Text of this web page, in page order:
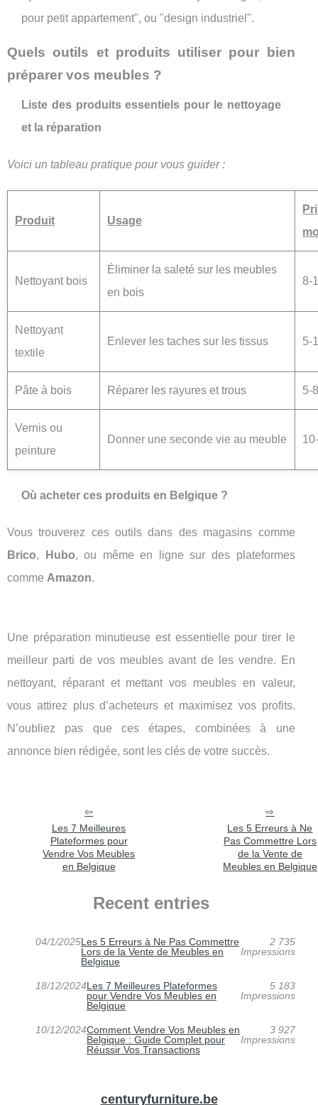
pour petit appartement", ou "design industriel".
Quels outils et produits utiliser pour bien
préparer vos meubles ?
Liste des produits essentiels pour le nettoyage
et la réparation
Voici un tableau pratique pour vous guider :
Produit Usage
Nettoyant bois
Éliminer la saleté sur les meubles
en bois
8-
Nettoyant
textile
Enlever les taches sur les tissus 5-
Pâte à bois Réparer les rayures et trous 5-
Vernis ou
peinture
Donner une seconde vie au meuble
Où acheter ces produits en Belgique ?
Vous trouverez ces outils dans des magasins comme
Brico, Hubo, ou même en ligne sur des plateformes
comme Amazon.
Une préparation minutieuse est essentielle pour tirer le
meilleur parti de vos meubles avant de les vendre. En
nettoyant, réparant et mettant vos meubles en valeur,
vous attirez plus d’acheteurs et maximisez vos profits.
N’oubliez pas que ces étapes, combinées à une
annonce bien rédigée, sont les clés de votre succès.
Les 7 Meilleures
Plateformes pour
Vendre Vos Meubles
en Belgique
Les 5 Erreurs à Ne
Pas Commettre Lors
de la Vente de
Meubles en Belgique
Recent entries
04/1/2025Les 5 Erreurs à Ne Pas Commettre
Lors de la Vente de Meubles en
Belgique
2 735
Impressions
18/12/2024Les 7 Meilleures Plateformes
pour Vendre Vos Meubles en
Belgique
5 183
Impressions
10/12/2024Comment Vendre Vos Meubles en
Belgique : Guide Complet pour
Réussir Vos Transactions
3 927
Impressions
centuryfurniture.be